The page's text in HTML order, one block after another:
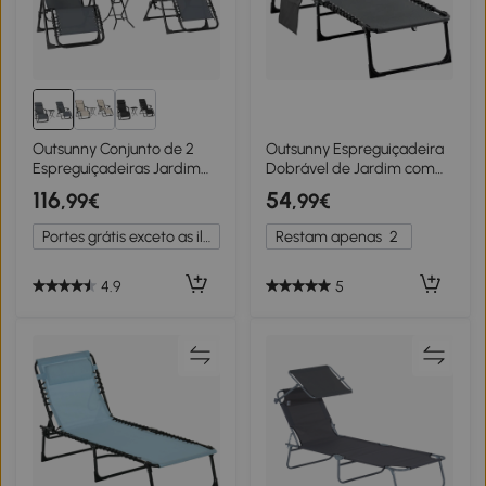
Outsunny Conjunto de 2
Espreguiçadeiras Jardim
Dobráveis com Mesa
Auxiliar Porta-Copos e
Encosto Ajustável
90x65x110 cm Cinza
116,99€
Portes grátis exceto as ilhas
4.9
Outsunny Espreguiçadeira
Dobrável de Jardim com
Encosto Ajustável Apoio
para a Cabeça Acolchoado
Bolso Lateral 185x58x30 cm
Cinza
54,99€
Restam apenas 2
5